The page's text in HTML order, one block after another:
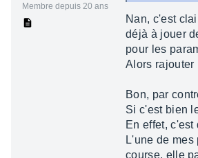
Membre depuis 20 ans
Nan, c'est
déjà à jouer
pour les
Alors rajouter
Bon, par
Si c'est bien
En effet,
L'une de
course, elle